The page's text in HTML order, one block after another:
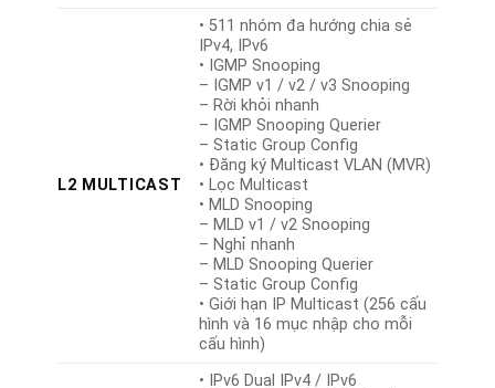
L2 MULTICAST
• 511 nhóm đa hướng chia sẻ
IPv4, IPv6
• IGMP Snooping
– IGMP v1 / v2 / v3 Snooping
– Rời khỏi nhanh
– IGMP Snooping Querier
– Static Group Config
• Đăng ký Multicast VLAN (MVR)
• Lọc Multicast
• MLD Snooping
– MLD v1 / v2 Snooping
– Nghỉ nhanh
– MLD Snooping Querier
– Static Group Config
• Giới hạn IP Multicast (256 cấu
hình và 16 mục nhập cho mỗi
cấu hình)
• IPv6 Dual IPv4 / IPv6